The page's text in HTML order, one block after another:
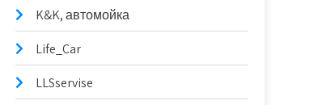
K&K, автомойка
Life_Car
LLSservise